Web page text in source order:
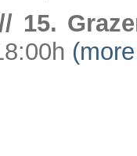
15.